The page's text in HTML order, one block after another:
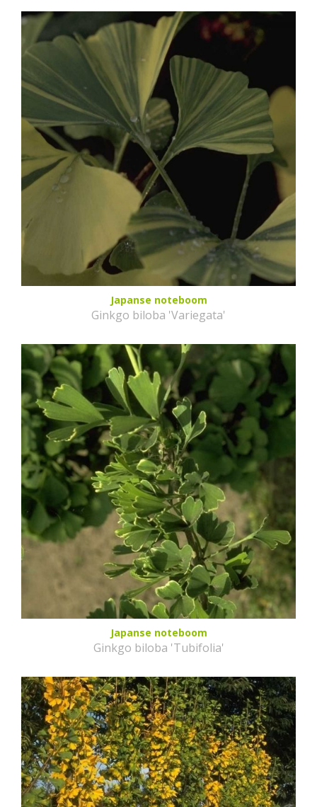
Japanse noteboom
Ginkgo biloba 'Variegata'
Japanse noteboom
Ginkgo biloba 'Tubifolia'